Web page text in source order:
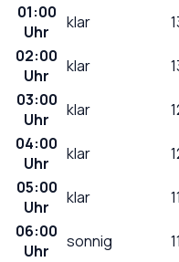
01:00
Uhr
klar
02:00
Uhr
klar
03:00
Uhr
klar
04:00
Uhr
klar
05:00
Uhr
klar 11
06:00
Uhr
sonnig 11